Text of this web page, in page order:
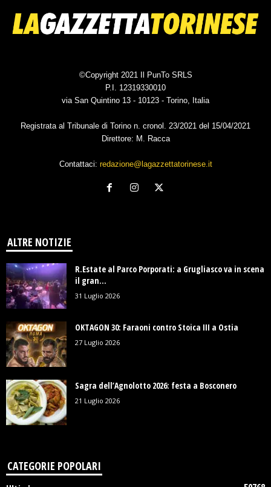
©Copyright 2021 Il PunTo SRLS
P.I. 12319330010
via San Quintino 13 - 10123 - Torino, Italia
Registrata al Tribunale di Torino n. cronol. 23/2021 del 15/04/2021
Direttore: M. Racca
Contattaci: redazione@lagazzettatorinese.it
ALTRE NOTIZIE
R.Estate al Parco Porporati: a Grugliasco va in scena
il gran...
31 Luglio 2026
OKTAGON 30: Faraoni contro Stoica III a Ostia
27 Luglio 2026
Sagra dell’Agnolotto 2026: festa a Bosconero
21 Luglio 2026
CATEGORIE POPOLARI